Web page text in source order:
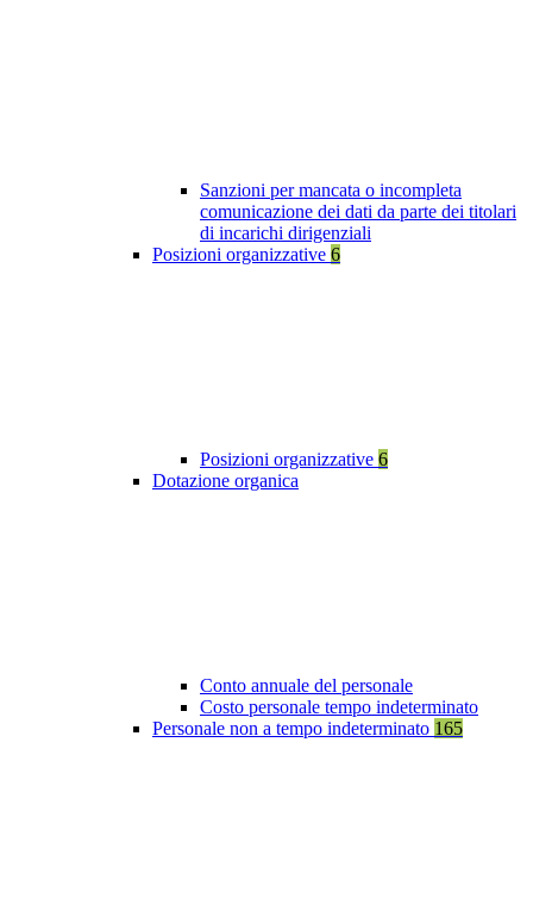
Sanzioni per mancata o incompleta
comunicazione dei dati da parte dei titolari
di incarichi dirigenziali
Posizioni organizzative 6
Posizioni organizzative 6
Dotazione organica
Conto annuale del personale
Costo personale tempo indeterminato
Personale non a tempo indeterminato 165